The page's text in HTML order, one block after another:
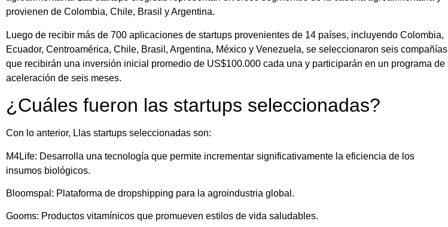
provienen de Colombia, Chile, Brasil y Argentina.
Luego de recibir más de 700 aplicaciones de startups provenientes de 14 países, incluyendo Colombia,
Ecuador, Centroamérica, Chile, Brasil, Argentina, México y Venezuela, se seleccionaron seis compañías
que recibirán una inversión inicial promedio de US$100.000 cada una y participarán en un programa de
aceleración de seis meses.
¿Cuáles fueron las startups seleccionadas?
Con lo anterior, Llas startups seleccionadas son:
M4Life: Desarrolla una tecnología que permite incrementar significativamente la eficiencia de los
insumos biológicos.
Bloomspal: Plataforma de dropshipping para la agroindustria global.
Gooms: Productos vitamínicos que promueven estilos de vida saludables.